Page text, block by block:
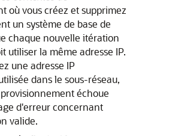
où vous créez et supprimez
un système de base de
chaque nouvelle itération
utiliser la même adresse IP.
une adresse IP
dans le sous-réseau,
échoue
d'erreur concernant
valide.